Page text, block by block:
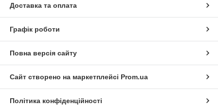
Доставка та оплата
Графік роботи
Повна версія сайту
Сайт створено на маркетплейсі Prom.ua
Політика конфіденційності